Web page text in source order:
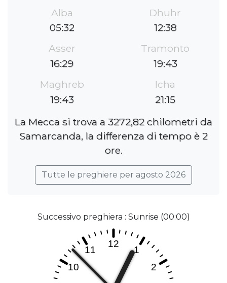
Alba
05:32
Dhuhr
12:38
Asser
16:29
Tramonto
19:43
Maghreb
19:43
Icha
21:15
La Mecca si trova a 3272,82 chilometri da
Samarcanda, la differenza di tempo è 2
ore.
Tutte le preghiere per agosto 2026
Successivo preghiera : Sunrise (00:00)